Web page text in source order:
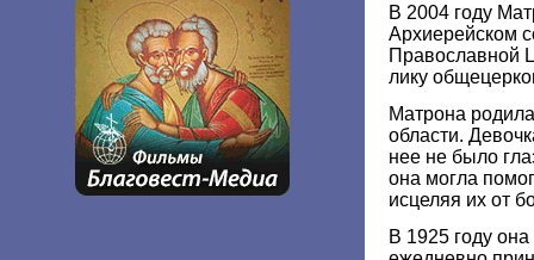
В 2004 году
Архиерейском
Православной
лику
Матрона
области.
нее не было
она могла
исцеляя их от
В 1925 году